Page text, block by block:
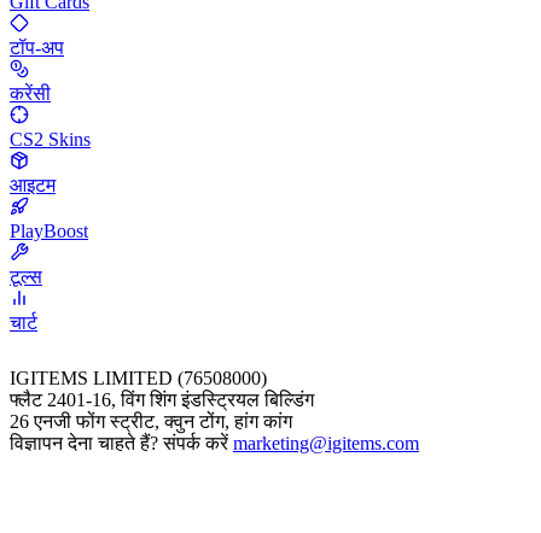
टॉप-अप
करेंसी
CS2 Skins
आइटम
PlayBoost
टूल्स
चार्ट
IGITEMS LIMITED (76508000)
फ्लैट 2401-16, विंग शिंग इंडस्ट्रियल बिल्डिंग
26 एनजी फोंग स्ट्रीट, क्वुन टोंग, हांग कांग
विज्ञापन देना चाहते हैं? संपर्क करेंmarketing@igitems.com